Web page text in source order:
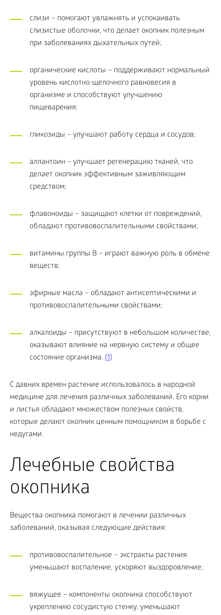
слизи – помогают увлажнять и успокаивать
слизистые оболочки, что делает окопник полезным
при заболеваниях дыхательных путей;
органические кислоты – поддерживают нормальный
уровень кислотно-щелочного равновесия в
организме и способствуют улучшению
пищеварения;
гликозиды – улучшают работу сердца и сосудов;
аллантоин – улучшает регенерацию тканей, что
делает окопник эффективным заживляющим
средством;
флавоноиды – защищают клетки от повреждений,
обладают противовоспалительными свойствами;
витамины группы B – играют важную роль в обмене
веществ;
эфирные масла – обладают антисептическими и
противовоспалительными свойствами;
алкалоиды – присутствуют в небольшом количестве,
оказывают влияние на нервную систему и общее
состояние организма. (1)
С давних времен растение использовалось в народной
медицине для лечения различных заболеваний. Его корни
и листья обладают множеством полезных свойств,
которые делают окопник ценным помощником в борьбе с
недугами.
Лечебные свойства
окопника
Вещества окопника помогают в лечении различных
заболеваний, оказывая следующие действия:
противовоспалительное – экстракты растения
уменьшают воспаление, ускоряют выздоровление;
вяжущее – компоненты окопника способствуют
укреплению сосудистую стенку, уменьшают